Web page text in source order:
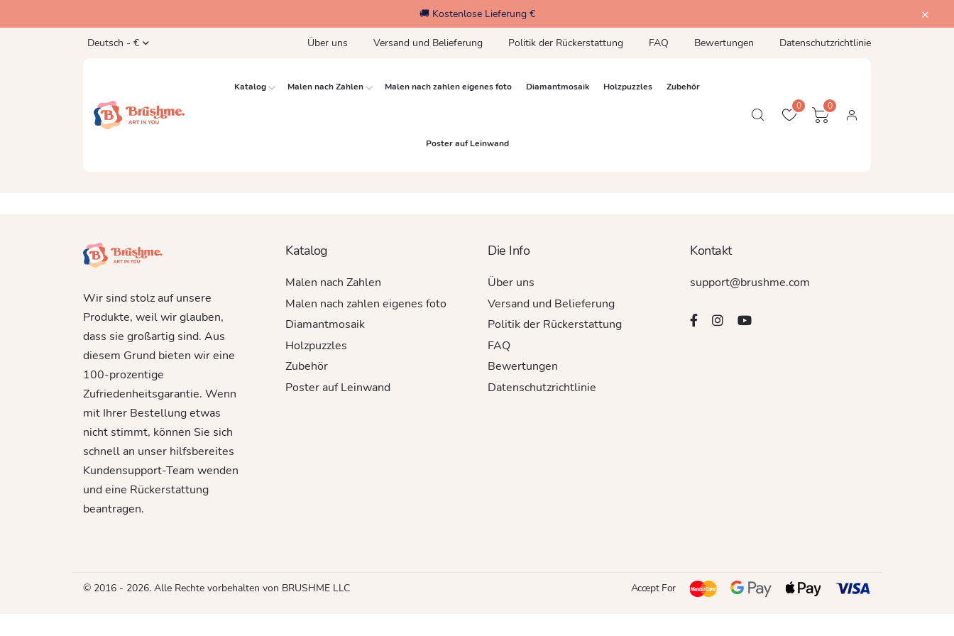
🚚 Kostenlose Lieferung €
Deutsch - € Über uns Versand und Belieferung Politik der Rückerstattung FAQ Bewertungen Datenschutzrichtlinie
Katalog Malen nach Zahlen Malen nach zahlen eigenes foto Diamantmosaik Holzpuzzles Zubehör
Poster auf Leinwand
0 0
Wir sind stolz auf unsere
Produkte, weil wir glauben,
dass sie großartig sind. Aus
diesem Grund bieten wir eine
100-prozentige
Zufriedenheitsgarantie. Wenn
mit Ihrer Bestellung etwas
nicht stimmt, können Sie sich
schnell an unser hilfsbereites
Kundensupport-Team wenden
und eine Rückerstattung
beantragen.
Katalog
Malen nach Zahlen
Malen nach zahlen eigenes foto
Diamantmosaik
Holzpuzzles
Zubehör
Poster auf Leinwand
Die Info
Über uns
Versand und Belieferung
Politik der Rückerstattung
FAQ
Bewertungen
Datenschutzrichtlinie
Kontakt
support@brushme.com
© 2016 - 2026. Alle Rechte vorbehalten von BRUSHME LLC Accept For